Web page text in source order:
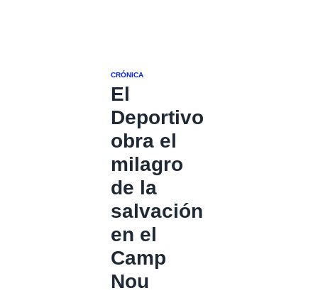
CRÓNICA
El
Deportivo
obra el
milagro
de la
salvación
en el
Camp
Nou